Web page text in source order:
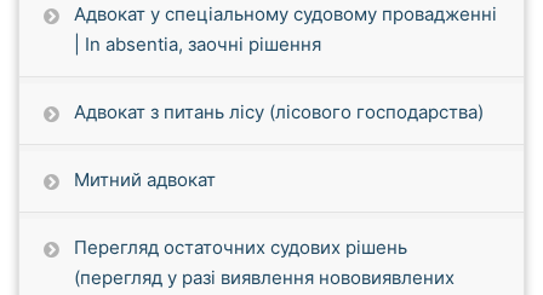
Адвокат у спеціальному судовому провадженні
| In absentia, заочні рішення
Адвокат з питань лісу (лісового господарства)
Митний адвокат
Перегляд остаточних судових рішень
(перегляд у разі виявлення нововиявлених